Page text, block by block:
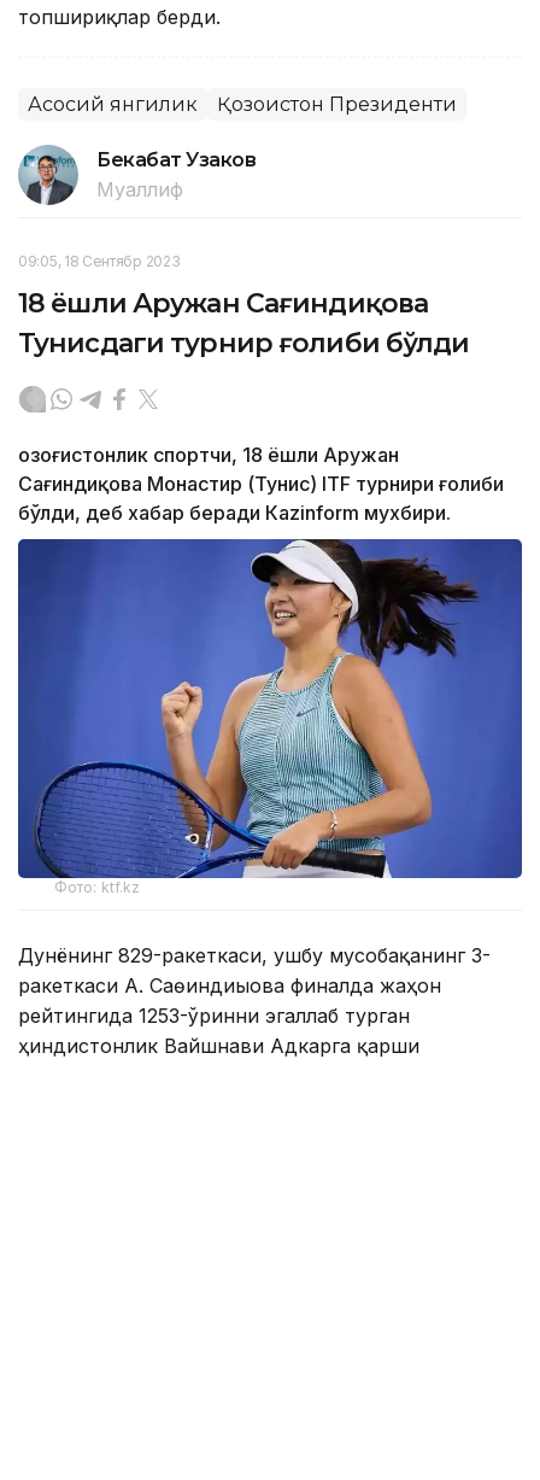
топшириқлар берди.
Асосий янгилик Қозоғистон Президенти
Бекабат Узаков
Муаллиф
09:05, 18 Сентябр 2023
18 ёшли Аружан Сағиндиқова
Тунисдаги турнир ғолиби бўлди
Қозоғистонлик спортчи, 18 ёшли Аружан
Сағиндиқова Монастир (Тунис) ITF турнири ғолиби
бўлди, деб хабар беради Каzinform мухбири.
Фото: ktf.kz
Дунёнинг 829-ракеткаси, ушбу мусобақанинг 3-
ракеткаси А. Саөиндиыова финалда жаҳон
рейтингида 1253-ўринни эгаллаб турган
ҳиндистонлик Вайшнави Адкарга қарши